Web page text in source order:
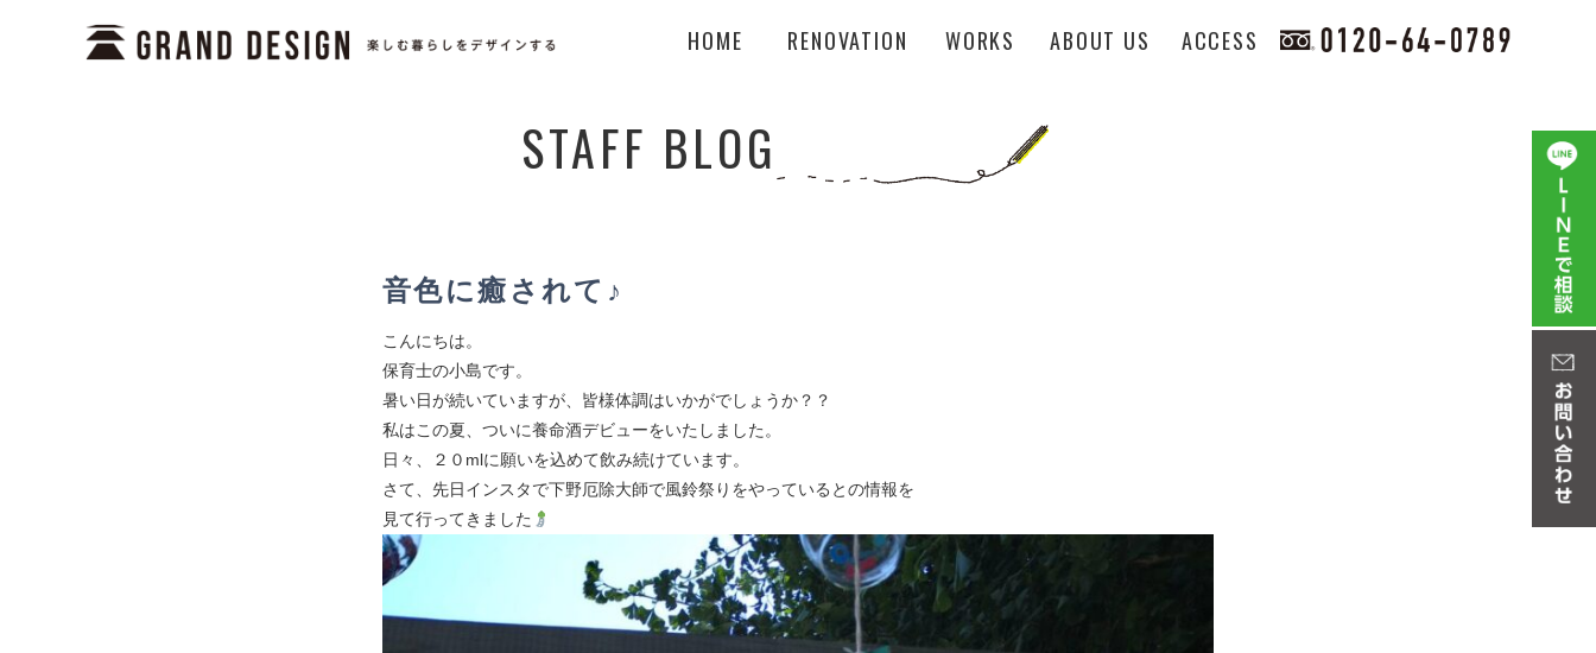
HOME RENOVATION WORKS ABOUT US ACCESS
STAFF BLOG
音色に癒されて♪
こんにちは。
保育士の小島です。
暑い日が続いていますが、皆様体調はいかがでしょうか？？
私はこの夏、ついに養命酒デビューをいたしました。
日々、２０mlに願いを込めて飲み続けています。
さて、先日インスタで下野厄除大師で風鈴祭りをやっているとの情報を
見て行ってきました